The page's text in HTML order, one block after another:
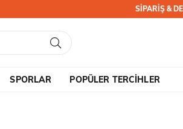
SİPARİŞ &
SPORLAR POPÜLER TERCİHLER